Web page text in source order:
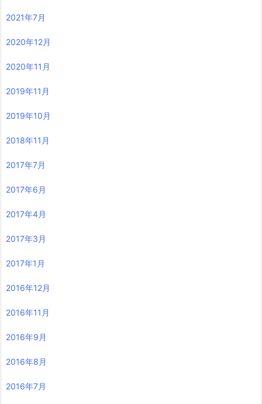
2021年7月
2020年12月
2020年11月
2019年11月
2019年10月
2018年11月
2017年7月
2017年6月
2017年4月
2017年3月
2017年1月
2016年12月
2016年11月
2016年9月
2016年8月
2016年7月